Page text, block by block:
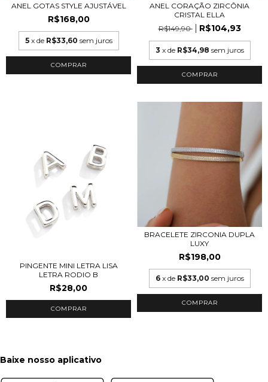
ANEL GOTAS STYLE AJUSTÁVEL
R$168,00
5 x de R$33,60 sem juros
COMPRAR
ANEL CORAÇÃO ZIRCÔNIA
CRISTAL ELLA
R$149,90
R$104,93
3 x de R$34,98 sem juros
COMPRAR
PINGENTE MINI LETRA LISA
LETRA RODIO B
R$28,00
COMPRAR
BRACELETE ZIRCONIA DUPLA
LUXY
R$198,00
6 x de R$33,00 sem juros
COMPRAR
Baixe nosso aplicativo